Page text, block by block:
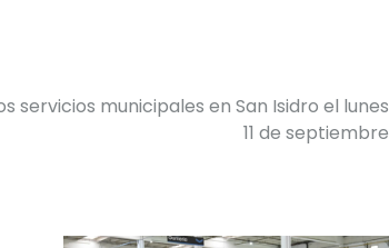
servicios municipales en San Isidro el lunes
11 de septiembre